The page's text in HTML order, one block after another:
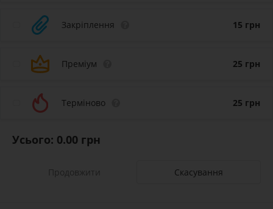
Закріплення 15 грн
Преміум 25 грн
Терміново 25 грн
Усього: 0.00 грн
Скасування